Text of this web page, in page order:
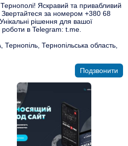
Яскравий та привабливий
Звертайтеся за номером +380 68
рішення для вашої
роботи в Telegram: t.me.
Тернопіль, Тернопільська область,
Подзвонити